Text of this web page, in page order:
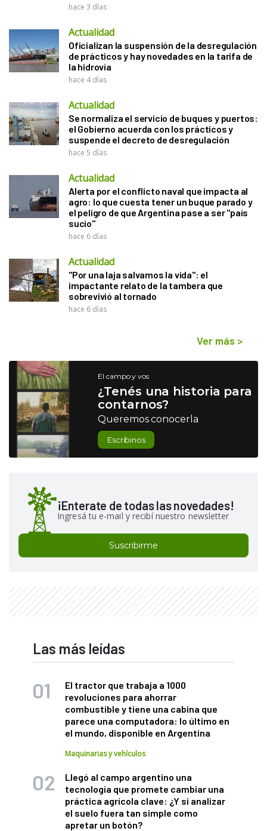
hace 3 días
Actualidad
Oficializan la suspensión de la desregulación
de prácticos y hay novedades en la tarifa de
la hidrovía
hace 4 días
Actualidad
Se normaliza el servicio de buques y puertos:
el Gobierno acuerda con los prácticos y
suspende el decreto de desregulación
hace 5 días
Actualidad
Alerta por el conflicto naval que impacta al
agro: lo que cuesta tener un buque parado y
el peligro de que Argentina pase a ser "país
sucio"
hace 6 días
Actualidad
"Por una laja salvamos la vida": el
impactante relato de la tambera que
sobrevivió al tornado
hace 6 días
Ver más >
El campo y vos
¿Tenés una historia para
contarnos?
Queremos conocerla
Escribinos
¡Enterate de todas las novedades!
Ingresá tu e-mail y recibí nuestro newsletter
Suscribirme
Las más leídas
El tractor que trabaja a 1000
revoluciones para ahorrar
combustible y tiene una cabina que
parece una computadora: lo último en
el mundo, disponible en Argentina
Maquinarias y vehículos
Llegó al campo argentino una
tecnología que promete cambiar una
práctica agrícola clave: ¿Y si analizar
el suelo fuera tan simple como
apretar un botón?